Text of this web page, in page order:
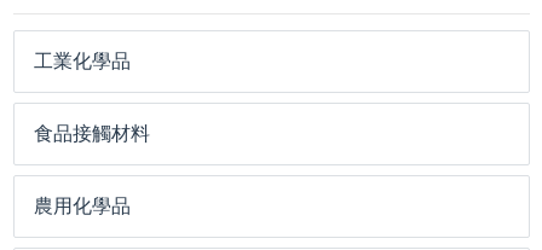
工業化學品
食品接觸材料
農用化學品